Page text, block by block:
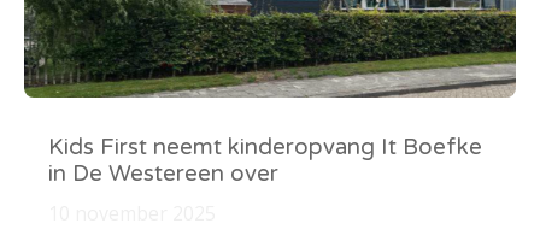
Kids First neemt kinderopvang It Boefke
in De Westereen over